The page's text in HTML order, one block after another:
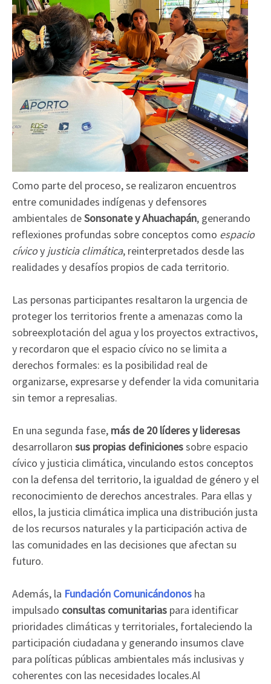
Como parte del proceso, se realizaron encuentros
entre comunidades indígenas y defensores
ambientales deSonsonate y Ahuachapán, generando
reflexiones profundas sobre conceptos como espacio
cívicoy justicia climática, reinterpretados desde las
realidades y desafíos propios de cada territorio.
Las personas participantes resaltaron la urgencia de
proteger los territorios frente a amenazas como la
sobreexplotación del agua y los proyectos extractivos,
y recordaron que el espacio cívico no se limita a
derechos formales: es la posibilidad real de
organizarse, expresarse y defender la vida comunitaria
sin temor a represalias.
En una segunda fase, más de 20 líderes y lideresas
desarrollaron sus propias definicionessobre espacio
cívico y justicia climática, vinculando estos conceptos
con la defensa del territorio, la igualdad de género y el
reconocimiento de derechos ancestrales. Para ellas y
ellos, la justicia climática implica una distribución justa
de los recursos naturales y la participación activa de
las comunidades en las decisiones que afectan su
futuro.
Además, la Fundación Comunicándonos ha
impulsado consultas comunitarias para identificar
prioridades climáticas y territoriales, fortaleciendo la
participación ciudadana y generando insumos clave
para políticas públicas ambientales más inclusivas y
coherentes con las necesidades locales.Al